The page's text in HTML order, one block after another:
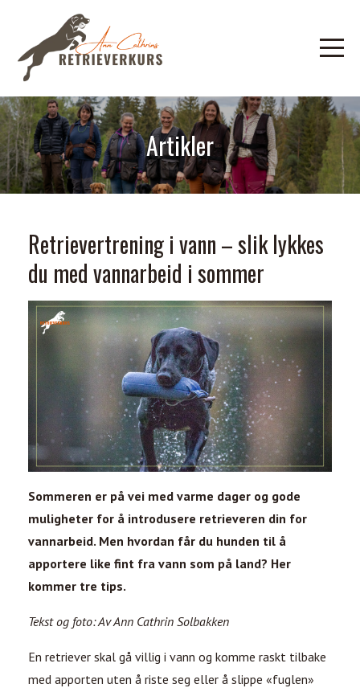
Artikler
Retrievertrening i vann – slik lykkes
du med vannarbeid i sommer
Sommeren er på vei med varme dager og gode
muligheter for å introdusere retrieveren din for
vannarbeid. Men hvordan får du hunden til å
apportere like fint fra vann som på land? Her
kommer tre tips.
Tekst og foto: Av Ann Cathrin Solbakken
En retriever skal gå villig i vann og komme raskt tilbake
med apporten uten å riste seg eller å slippe «fuglen»